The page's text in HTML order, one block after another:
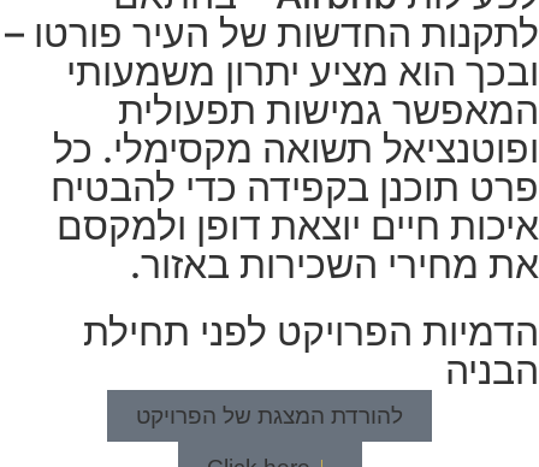
לתקנות החדשות של העיר פורטו –
ובכך הוא מציע יתרון משמעותי
המאפשר גמישות תפעולית
ופוטנציאל תשואה מקסימלי. כל
פרט תוכנן בקפידה כדי להבטיח
איכות חיים יוצאת דופן ולמקסם
את מחירי השכירות באזור.
הדמיות הפרויקט לפני תחילת
הבניה
להורדת המצגת של הפרויקט